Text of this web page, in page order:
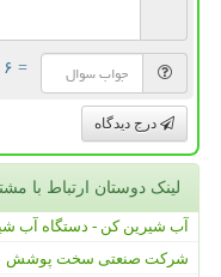
= ۶ بعلاوه ۵
درج دیدگاه
لینک دوستان ارتباط با
آب شیرین کن - دستگاه آب
شرکت صنعتی سخت پوشش